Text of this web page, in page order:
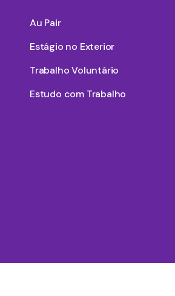
Au Pair
Estágio no Exterior
Trabalho Voluntário
Estudo com Trabalho